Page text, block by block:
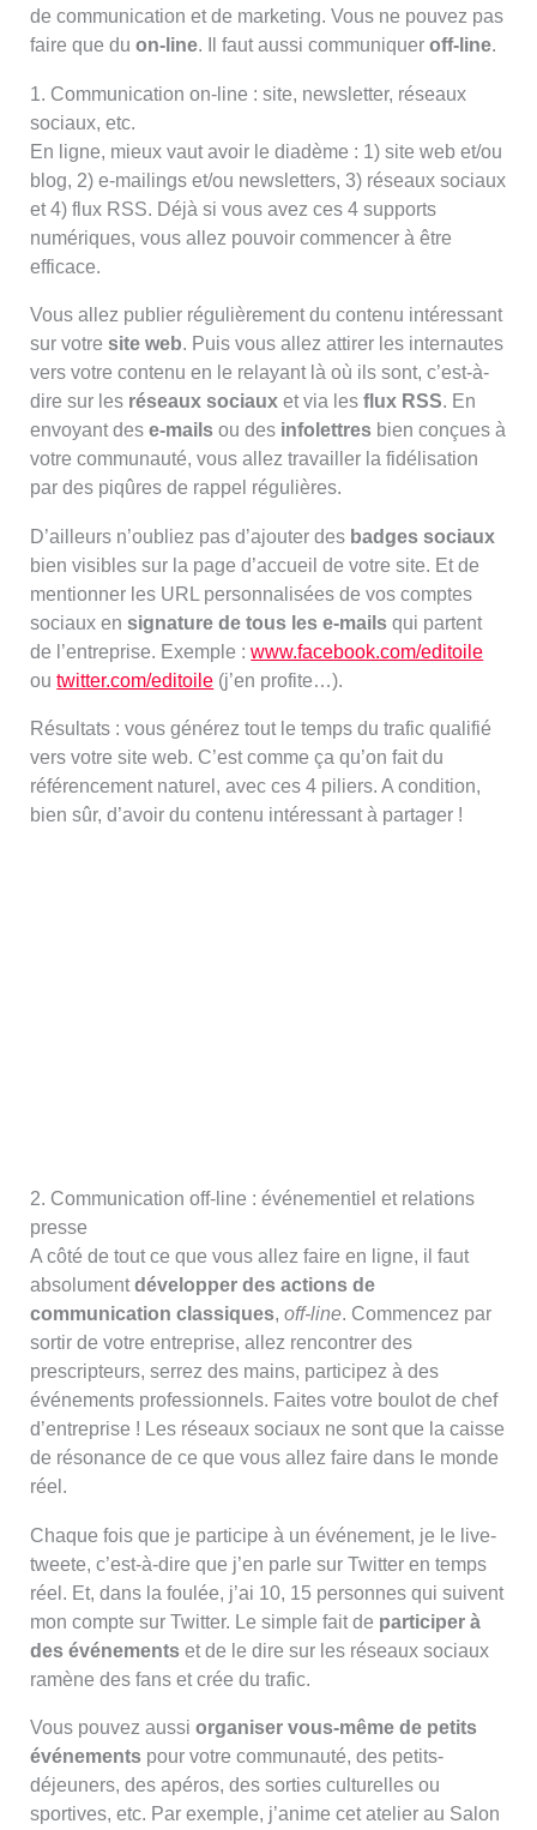
de communication et de marketing. Vous ne pouvez pas
faire que duon-line. Il faut aussi communiqueroff-line.
1. Communication on-line : site, newsletter, réseaux
sociaux, etc.
En ligne, mieux vaut avoir le diadème : 1) site web et/ou
blog, 2) e-mailings et/ou newsletters, 3) réseaux sociaux
et 4) flux RSS. Déjà si vous avez ces 4 supports
numériques, vous allez pouvoir commencer à être
efficace.
Vous allez publier régulièrement du contenu intéressant
sur votresite web. Puis vous allez attirer les internautes
vers votre contenu en le relayant là où ils sont, c’est-à-
dire sur les réseaux sociaux et via lesflux RSS. En
envoyant des e-mailsou des infolettres bien conçues à
votre communauté, vous allez travailler la fidélisation
par des piqûres de rappel régulières.
D’ailleurs n’oubliez pas d’ajouter des badges sociaux
bien visibles sur la page d’accueil de votre site. Et de
mentionner les URL personnalisées de vos comptes
sociaux ensignature de tous les e-mails qui partent
de l’entreprise. Exemple :www.facebook.com/editoile
outwitter.com/editoile (j’en profite…).
Résultats : vous générez tout le temps du trafic qualifié
vers votre site web. C’est comme ça qu’on fait du
référencement naturel, avec ces 4 piliers. A condition,
bien sûr, d’avoir du contenu intéressant à partager !
2. Communication off-line : événementiel et relations
presse
A côté de tout ce que vous allez faire en ligne, il faut
absolumentdévelopper des actions de
communication classiques,off-line. Commencez par
sortir de votre entreprise, allez rencontrer des
prescripteurs, serrez des mains, participez à des
événements professionnels. Faites votre boulot de chef
d’entreprise ! Les réseaux sociaux ne sont que la caisse
de résonance de ce que vous allez faire dans le monde
réel.
Chaque fois que je participe à un événement, je le live-
tweete, c’est-à-dire que j’en parle sur Twitter en temps
réel. Et, dans la foulée, j’ai 10, 15 personnes qui suivent
mon compte sur Twitter. Le simple fait de participer à
des événements et de le dire sur les réseaux sociaux
ramène des fans et crée du trafic.
Vous pouvez aussiorganiser vous-même de petits
événements pour votre communauté, des petits-
déjeuners, des apéros, des sorties culturelles ou
sportives, etc. Par exemple, j’anime cet atelier au Salon